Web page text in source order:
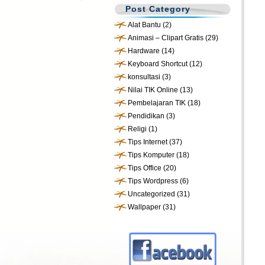
Post Category
Alat Bantu (2)
Animasi – Clipart Gratis (29)
Hardware (14)
Keyboard Shortcut(12)
konsultasi (3)
Nilai TIK Online (13)
Pembelajaran TIK (18)
Pendidikan (3)
Religi (1)
Tips Internet(37)
Tips Komputer (18)
Tips Office (20)
Tips Wordpress (6)
Uncategorized (31)
Wallpaper (31)